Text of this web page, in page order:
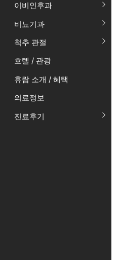
이비인후과
비뇨기과
척추 관절
호텔 / 관광
휴람 소개 / 혜택
의료정보
진료후기